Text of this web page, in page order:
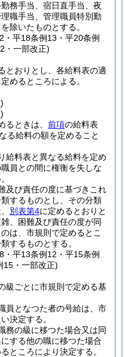
務手当、宿日直手当、夜
職手当、管理職員特別勤
除いたものとする。
平18条例13・平20条例
・一部改正)
とおりとし、各給料表の適
めるところによる。
)
)
るときは、 前項の給料表
る給料の額を定めること
給料表と異なる給料を定め
員との間に権衡を失しな
及び責任の度に基づきこれ
するものとし、その分類
別表第4に定めるとおりと
、困難及び責任の度が同
は、市規則で定めるとこ
するものとする。
平13条例12・平15条例
15・一部改正)
級ごとに市規則で定める基
員となつた者の号給は、市
決定する。
務の級に移つた場合又は同
する他の職に移つた場合
ところにより決定する。